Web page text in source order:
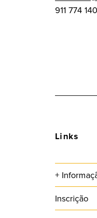
911 774 140
Links
+
Inscrição